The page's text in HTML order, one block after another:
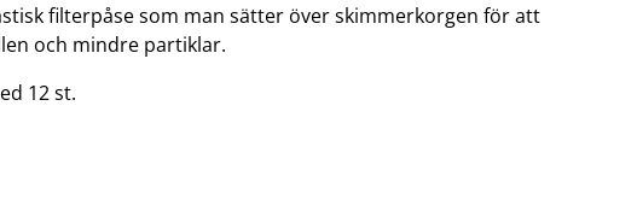
filterpåse som man sätter över skimmerkorgen för att
och mindre partiklar.
12 st.